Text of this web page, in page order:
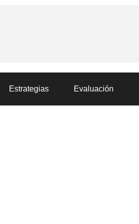
Estrategias Evaluación